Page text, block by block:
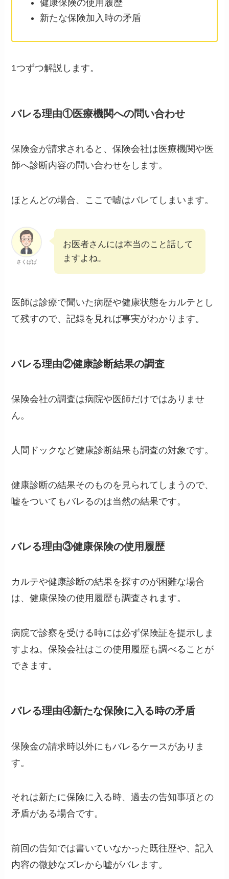
健康保険の使用履歴
新たな保険加入時の矛盾
1つずつ解説します。
バレる理由①医療機関への問い合わせ
保険金が請求されると、保険会社は医療機関や医
師へ診断内容の問い合わせをします。
ほとんどの場合、ここで嘘はバレてしまいます。
さくぱぱ
お医者さんには本当のこと話して
ますよね。
医師は診療で聞いた病歴や健康状態をカルテとし
て残すので、記録を見れば事実がわかります。
バレる理由②健康診断結果の調査
保険会社の調査は病院や医師だけではありませ
ん。
人間ドックなど健康診断結果も調査の対象です。
健康診断の結果そのものを見られてしまうので、
嘘をついてもバレるのは当然の結果です。
バレる理由③健康保険の使用履歴
カルテや健康診断の結果を探すのが困難な場合
は、健康保険の使用履歴も調査されます。
病院で診察を受ける時には必ず保険証を提示しま
すよね。保険会社はこの使用履歴も調べることが
できます。
バレる理由④新たな保険に入る時の矛盾
保険金の請求時以外にもバレるケースがありま
す。
それは新たに保険に入る時、過去の告知事項との
矛盾がある場合です。
前回の告知では書いていなかった既往歴や、記入
内容の微妙なズレから嘘がバレます。